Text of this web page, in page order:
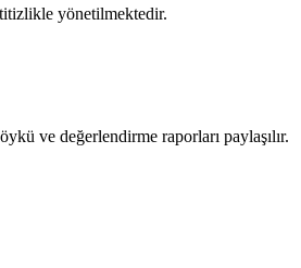
yönetilmektedir.
ve değerlendirme raporları paylaşılır.